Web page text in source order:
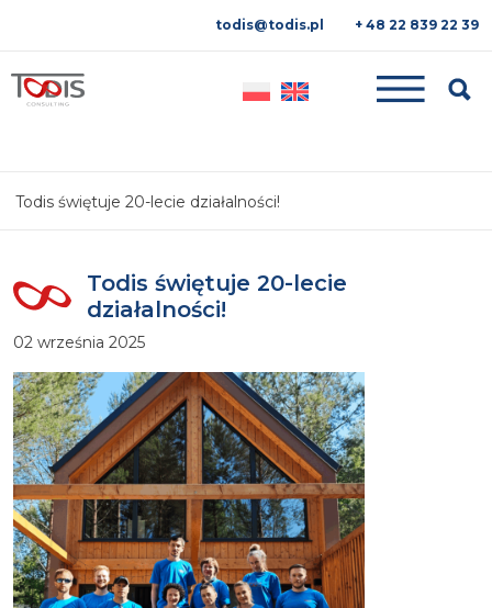
todis@todis.pl + 48 22 839 22 39
Todis świętuje 20-lecie działalności!
Todis świętuje 20-lecie
działalności!
02 września 2025